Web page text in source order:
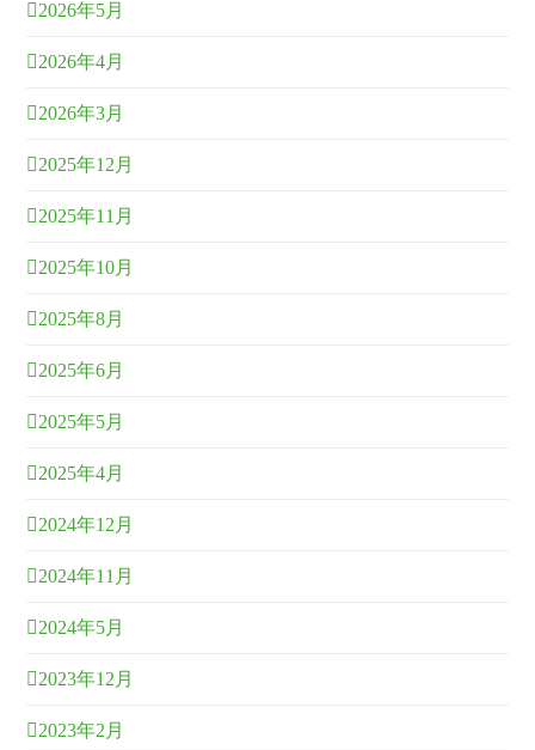
2026年5月
2026年4月
2026年3月
2025年12月
2025年11月
2025年10月
2025年8月
2025年6月
2025年5月
2025年4月
2024年12月
2024年11月
2024年5月
2023年12月
2023年2月